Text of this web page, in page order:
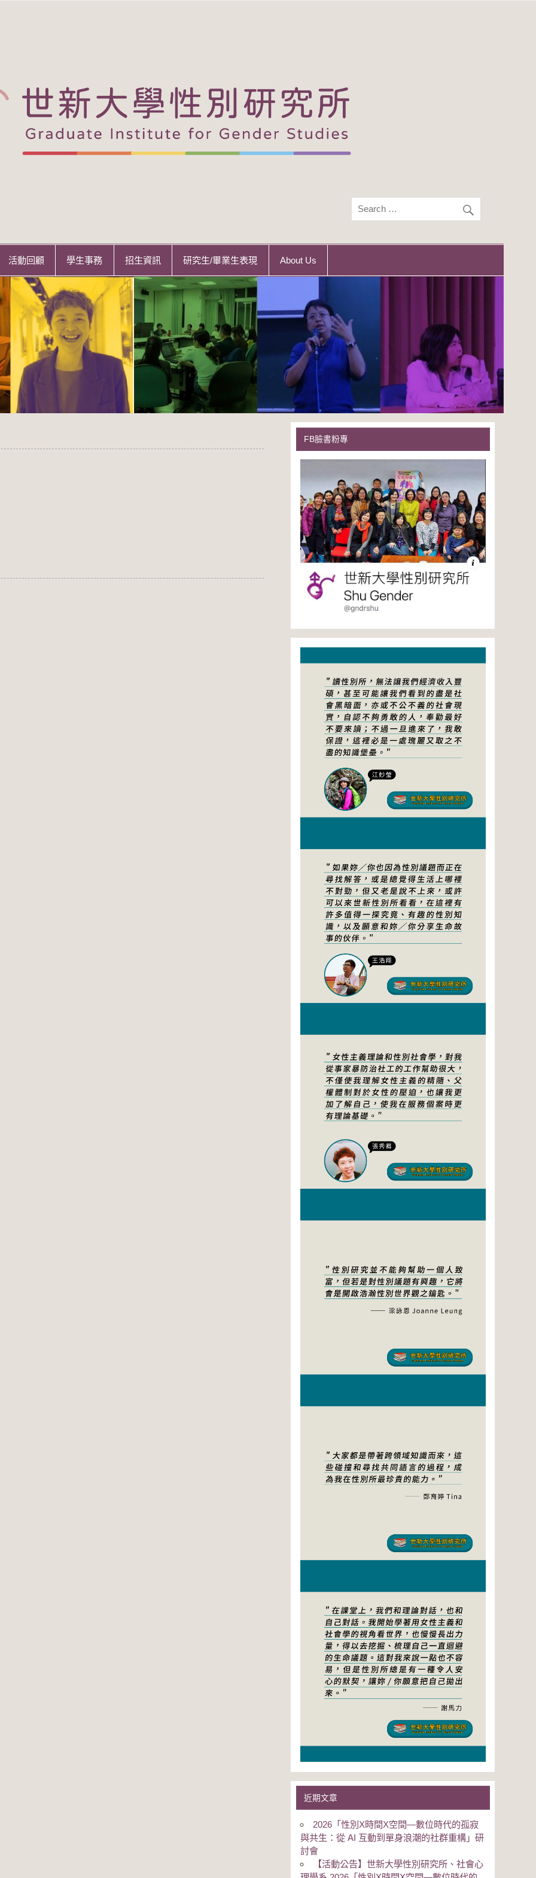
活動回顧 學生事務 招生資訊 研究生/畢業生表現 About Us
FB臉書粉專
近期文章
2026「性別Χ時間Χ空間—數位時代的孤寂
與共生：從 AI 互動到單身浪潮的社群重構」研
討會
【活動公告】世新大學性別研究所、社會心